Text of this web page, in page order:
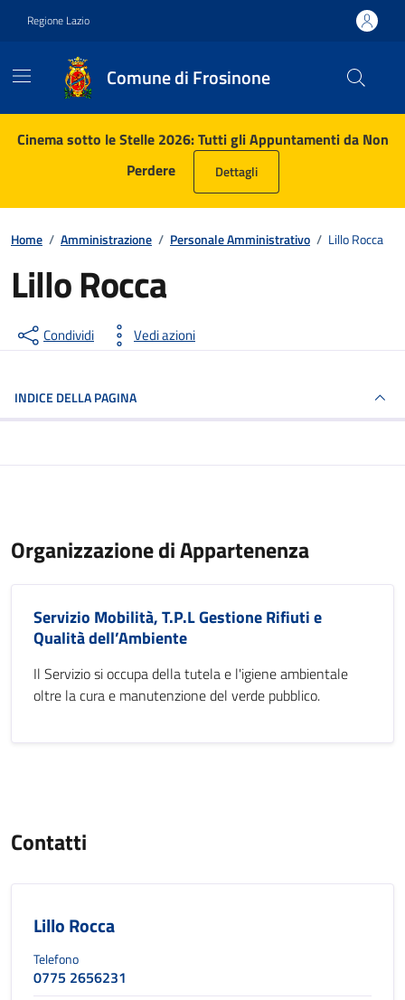
Regione Lazio
Comune di Frosinone
Contenuti in evidenza
Cinema sotto le Stelle 2026: Tutti gli Appuntamenti da Non
Perdere
Dettagli
Home / Amministrazione / Personale Amministrativo / Lillo Rocca
Lillo Rocca
Condividi Vedi azioni
INDICE DELLA PAGINA
Organizzazione di Appartenenza
Servizio Mobilità, T.P.L Gestione Rifiuti e
Qualità dell’Ambiente
Il Servizio si occupa della tutela e l'igiene ambientale
oltre la cura e manutenzione del verde pubblico.
Contatti
Lillo Rocca
Telefono
0775 2656231